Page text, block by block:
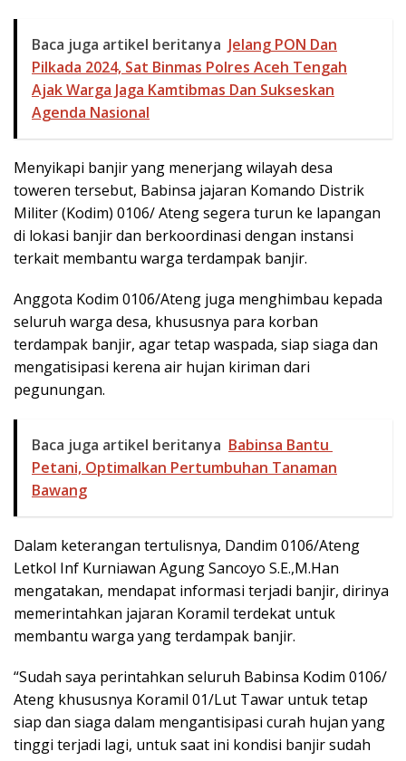
Baca juga artikel beritanya Jelang PON Dan
Pilkada 2024, Sat Binmas Polres Aceh Tengah
Ajak Warga Jaga Kamtibmas Dan Sukseskan
Agenda Nasional
Menyikapi banjir yang menerjang wilayah desa
toweren tersebut, Babinsa jajaran Komando Distrik
Militer (Kodim) 0106/ Ateng segera turun ke lapangan
di lokasi banjir dan berkoordinasi dengan instansi
terkait membantu warga terdampak banjir.
Anggota Kodim 0106/Ateng juga menghimbau kepada
seluruh warga desa, khususnya para korban
terdampak banjir, agar tetap waspada, siap siaga dan
mengatisipasi kerena air hujan kiriman dari
pegunungan.
Baca juga artikel beritanya Babinsa Bantu
Petani, Optimalkan Pertumbuhan Tanaman
Bawang
Dalam keterangan tertulisnya, Dandim 0106/Ateng
Letkol Inf Kurniawan Agung Sancoyo S.E.,M.Han
mengatakan, mendapat informasi terjadi banjir, dirinya
memerintahkan jajaran Koramil terdekat untuk
membantu warga yang terdampak banjir.
“Sudah saya perintahkan seluruh Babinsa Kodim 0106/
Ateng khususnya Koramil 01/Lut Tawar untuk tetap
siap dan siaga dalam mengantisipasi curah hujan yang
tinggi terjadi lagi, untuk saat ini kondisi banjir sudah